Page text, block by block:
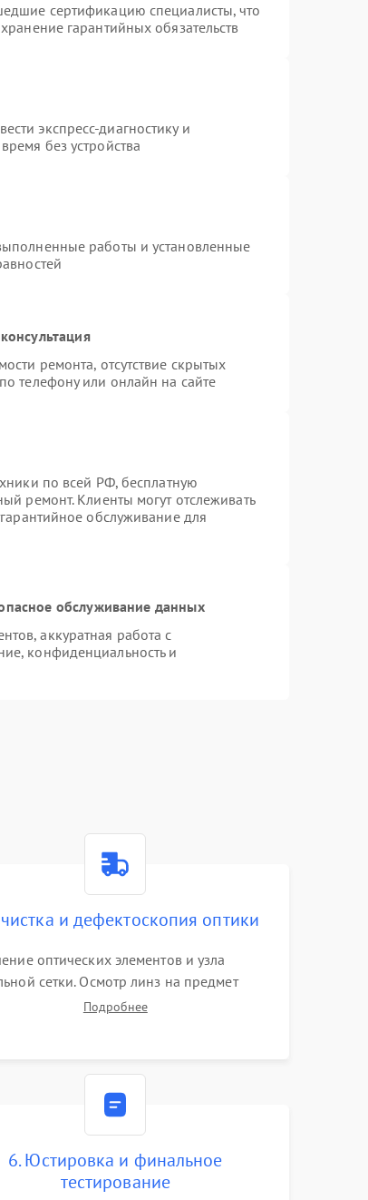
сертификацию специалисты, что
гарантийных обязательств
экспресс-диагностику и
без устройства
работы и установленные
ремонта, отсутствие скрытых
телефону или онлайн на сайте
по всей РФ, бесплатную
ремонт. Клиенты могут отслеживать
обслуживание для
обслуживание данных
аккуратная работа с
конфиденциальность и
и дефектоскопия оптики
оптических элементов и узла
сетки. Осмотр линз на предмет
просветляющего покрытия или
Подробнее
6. Юстировка и финальное
тестирование